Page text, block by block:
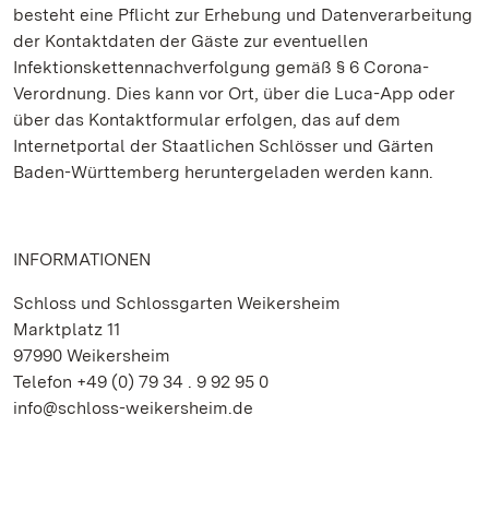
besteht eine Pflicht zur Erhebung und Datenverarbeitung
der Kontaktdaten der Gäste zur eventuellen
Infektionskettennachverfolgung gemäß § 6 Corona-
Verordnung. Dies kann vor Ort, über die Luca-App oder
über das Kontaktformular erfolgen, das auf dem
Internetportal der Staatlichen Schlösser und Gärten
Baden-Württemberg heruntergeladen werden kann.
INFORMATIONEN
Schloss und Schlossgarten Weikersheim
Marktplatz 11
97990 Weikersheim
Telefon +49 (0) 79 34 . 9 92 95 0
info@schloss-weikersheim.de